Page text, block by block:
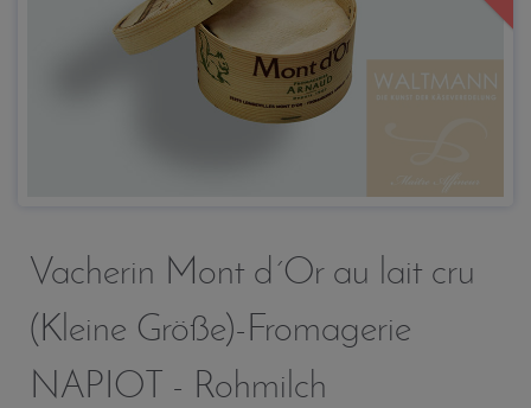
Vacherin Mont d´Or au lait cru
(Kleine Größe)-Fromagerie
NAPIOT - Rohmilch